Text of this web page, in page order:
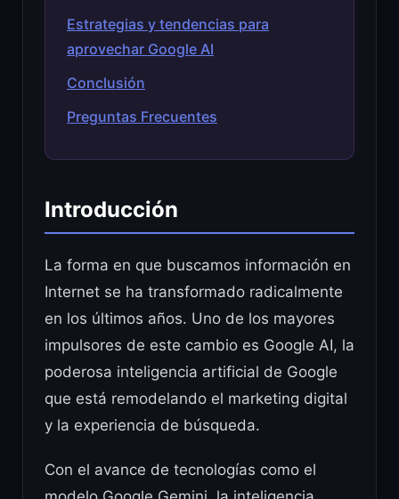
Estrategias y tendencias para
aprovechar Google AI
Conclusión
Preguntas Frecuentes
Introducción
La forma en que buscamos información en
Internet se ha transformado radicalmente
en los últimos años. Uno de los mayores
impulsores de este cambio es Google AI, la
poderosa inteligencia artificial de Google
que está remodelando el marketing digital
y la experiencia de búsqueda.
Con el avance de tecnologías como el